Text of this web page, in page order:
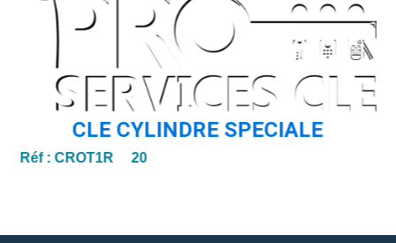
CLE CYLINDRE SPECIALE
Réf :CROT1R 20